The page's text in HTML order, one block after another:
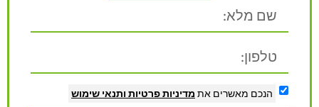
הנכם מאשרים את מדיניות פרטיות ותנאי שימוש